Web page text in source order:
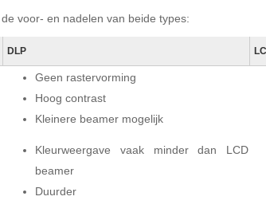
voor- en nadelen van beide types:
DLP
Geen rastervorming
Hoog contrast
Kleinere beamer mogelijk
Kleurweergave vaak minder dan LCD
beamer
Duurder